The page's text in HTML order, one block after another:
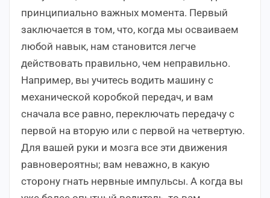
принципиально важных момента. Первый
заключается в том, что, когда мы осваиваем
любой навык, нам становится легче
действовать правильно, чем неправильно.
Например, вы учитесь водить машину с
механической коробкой передач, и вам
сначала все равно, переключать передачу с
первой на вторую или с первой на четвертую.
Для вашей руки и мозга все эти движения
равновероятны; вам неважно, в какую
сторону гнать нервные импульсы. А когда вы